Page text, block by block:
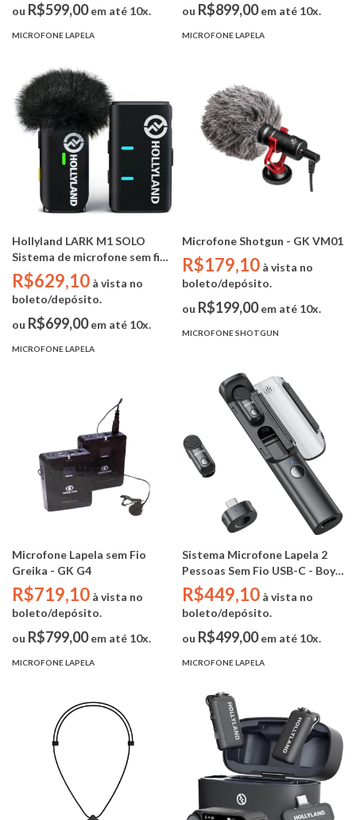
ou R$599,00em até 10x.
MICROFONE LAPELA
ou R$899,00em até 10x.
MICROFONE LAPELA
Hollyland LARK M1 SOLO
Sistema de microfone sem fio
para 1 pessoas (2,4 GHz)
R$629,10 à vista no
boleto/depósito.
ou R$699,00em até 10x.
MICROFONE LAPELA
Microfone Shotgun - GK VM01
R$179,10 à vista no
boleto/depósito.
ou R$199,00em até 10x.
MICROFONE SHOTGUN
Microfone Lapela sem Fio
Greika - GK G4
R$719,10 à vista no
boleto/depósito.
ou R$799,00em até 10x.
MICROFONE LAPELA
Sistema Microfone Lapela 2
Pessoas Sem Fio USB-C - Boya
Magic 05 (2TX / 1 RX USB-C /
Case Carregamento )
R$449,10 à vista no
boleto/depósito.
ou R$499,00em até 10x.
MICROFONE LAPELA